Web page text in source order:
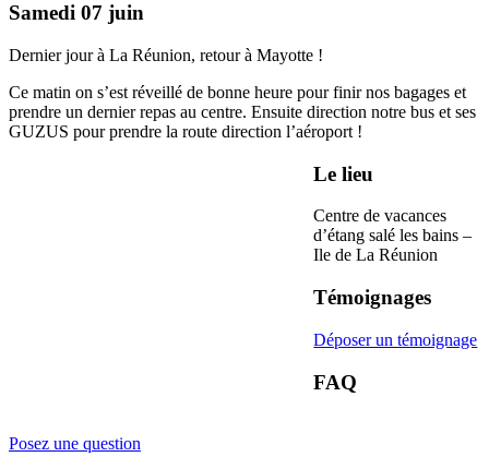
Samedi 07 juin
Dernier jour à La Réunion, retour à Mayotte !
Ce matin on s’est réveillé de bonne heure pour finir nos bagages et
prendre un dernier repas au centre. Ensuite direction notre bus et ses
GUZUS pour prendre la route direction l’aéroport !
Le lieu
Centre de vacances
d’étang salé les bains –
Ile de La Réunion
Témoignages
Déposer un témoignage
FAQ
Posez une question